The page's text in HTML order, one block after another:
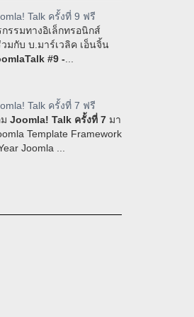
Talk ครั้งที่ 9 ฟรี
รรมทางอิเล็กทรอนิกส์
มกับ บ.มาร์เวลิค เอ็นจิ้น
#9 -
Talk ครั้งที่ 7 ฟรี
Joomla! Talk ครั้งที่ 7 มา
Template Framework
Joomla ...